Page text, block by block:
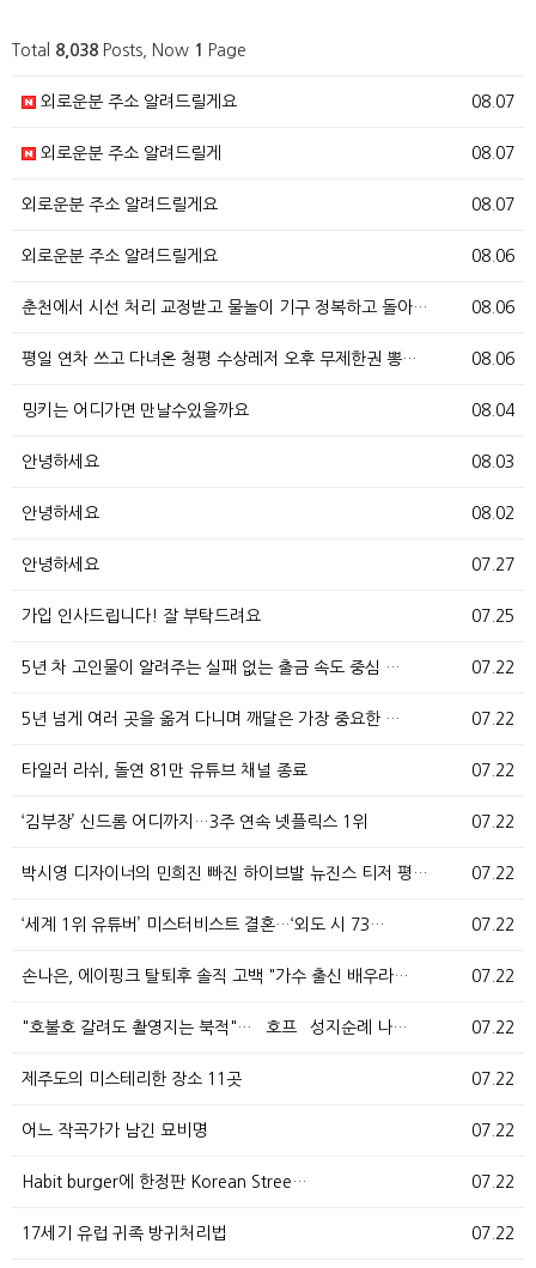
Total 8,038 Posts, Now 1 Page
08.07
외로운분 주소 알려드릴게요
08.07
외로운분 주소 알려드릴게
08.07
외로운분 주소 알려드릴게요
08.06
외로운분 주소 알려드릴게요
08.06
춘천에서 시선 처리 교정받고 물놀이 기구 정복하고 돌아…
08.06
평일 연차 쓰고 다녀온 청평 수상레저 오후 무제한권 뽕…
08.04
밍키는 어디가면 만날수있을까요
08.03
안녕하세요
08.02
안녕하세요
07.27
안녕하세요
07.25
가입 인사드립니다! 잘 부탁드려요
07.22
5년 차 고인물이 알려주는 실패 없는 출금 속도 중심 …
07.22
5년 넘게 여러 곳을 옮겨 다니며 깨달은 가장 중요한 …
07.22
타일러 라쉬, 돌연 81만 유튜브 채널 종료
07.22
‘김부장’ 신드롬 어디까지…3주 연속 넷플릭스 1위
07.22
박시영 디자이너의 민희진 빠진 하이브발 뉴진스 티저 평…
07.22
‘세계 1위 유튜버’ 미스터비스트 결혼…‘외도 시 73…
07.22
손나은, 에이핑크 탈퇴후 솔직 고백 "가수 출신 배우라…
07.22
"호불호 갈려도 촬영지는 북적"… `호프` 성지순례 나…
07.22
제주도의 미스테리한 장소 11곳
07.22
어느 작곡가가 남긴 묘비명
07.22
Habit burger에 한정판 Korean Stree…
07.22
17세기 유럽 귀족 방귀처리법